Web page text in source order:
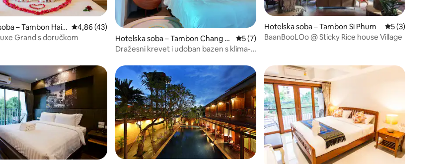
recenzija: 17
– Tambon Hai Y Prosječna ocjena: 4,86/5, recenzija: 43
4,86 (43)
Grand s doručkom
Hotelska soba – Tambon Chang P
hueak
Prosječna ocjena: 5/5, recenzija: 7
5 (7)
Dražesni krevet i udoban bazen s klima-
Hotelska soba – Tambon Si Phum Prosječna
5 (3)
BaanBooLOo @ Sticky Rice house Village